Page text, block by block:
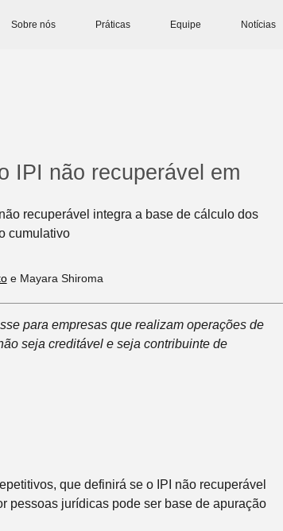
Sobre nós Práticas Equipe Notícias
IPI não recuperável em
recuperável integra a base de cálculo dos
cumulativo
e Mayara Shiroma
para empresas que realizam operações de
seja creditável e seja contribuinte de
que definirá se o IPI não recuperável
pessoas jurídicas pode ser base de apuração